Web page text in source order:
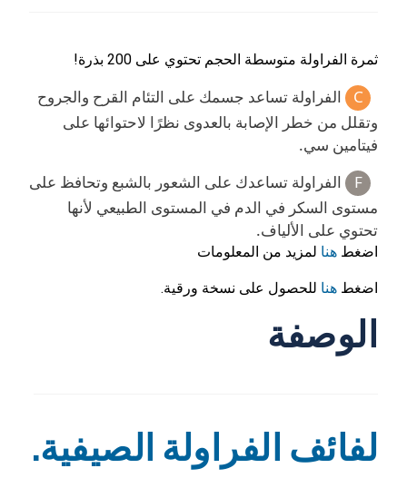
ثمرة الفراولة متوسطة الحجم تحتوي على 200 بذرة!
C
الفراولة تساعد جسمك على التئام القرح والجروح
وتقلل من خطر الإصابة بالعدوى نظرًا لاحتوائها على
فيتامين سي.
F
الفراولة تساعدك على الشعور بالشبع وتحافظ على
مستوى السكر في الدم في المستوى الطبيعي لأنها
تحتوي على الألياف.
اضغط هنا لمزيد من المعلومات
اضغط هنا للحصول على نسخة ورقية.
الوصفة
لفائف الفراولة الصيفية.